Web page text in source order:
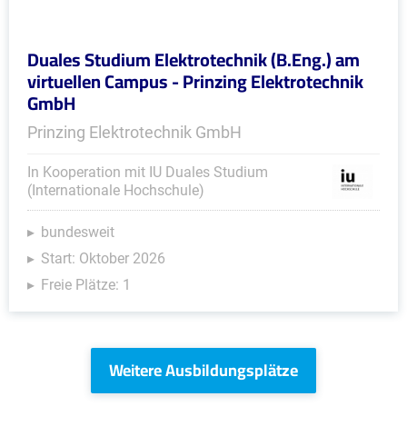
Duales Studium Elektrotechnik (B.Eng.) am
virtuellen Campus - Prinzing Elektrotechnik
GmbH
Prinzing Elektrotechnik GmbH
In Kooperation mit IU Duales Studium
(Internationale Hochschule)
bundesweit
Start: Oktober 2026
Freie Plätze: 1
Weitere Ausbildungsplätze